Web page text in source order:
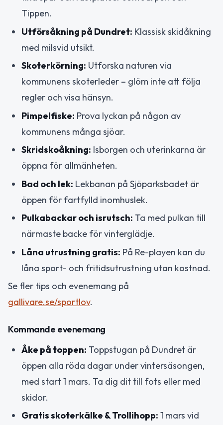
Tippen.
Utförsåkning på Dundret: Klassisk skidåkning
med milsvid utsikt.
Skoterkörning: Utforska naturen via
kommunens skoterleder – glöm inte att följa
regler och visa hänsyn.
Pimpelfiske: Prova lyckan på någon av
kommunens många sjöar.
Skridskoåkning: Isborgen och uterinkarna är
öppna för allmänheten.
Bad och lek: Lekbanan på Sjöparksbadet är
öppen för fartfylld inomhuslek.
Pulkabackar och isrutsch: Ta med pulkan till
närmaste backe för vinterglädje.
Låna utrustning gratis: På Re-playen kan du
låna sport- och fritidsutrustning utan kostnad.
Se fler tips och evenemang på
gallivare.se/sportlov.
Kommande evenemang
Åke på toppen: Toppstugan på Dundret är
öppen alla röda dagar under vintersäsongen,
med start 1 mars. Ta dig dit till fots eller med
skidor.
Gratis skoterkälke & Trollihopp: 1 mars vid